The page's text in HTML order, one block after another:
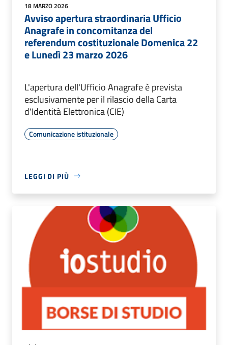
18 MARZO 2026
Avviso apertura straordinaria Ufficio
Anagrafe in concomitanza del
referendum costituzionale Domenica 22
e Lunedì 23 marzo 2026
L'apertura dell'Ufficio Anagrafe è prevista
esclusivamente per il rilascio della Carta
d'Identità Elettronica (CIE)
Comunicazione istituzionale
LEGGI DI PIÙ